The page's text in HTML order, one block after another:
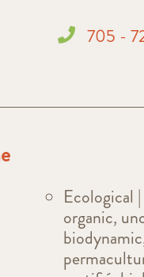
705 -
Ecological
organic,